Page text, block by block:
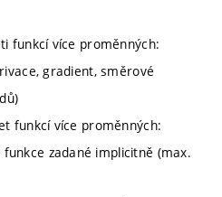
funkcí více proměnných:
gradient, směrové
funkcí více proměnných:
zadané implicitně (max.